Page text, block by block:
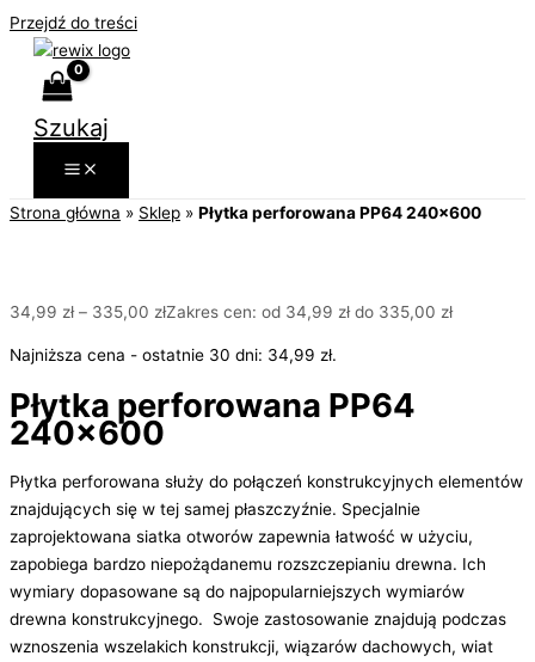
Przejdź do treści
Szukaj
Strona główna » Sklep » Płytka perforowana PP64 240×600
34,99 zł – 335,00 złZakres cen: od 34,99 zł do 335,00 zł
Najniższa cena - ostatnie 30 dni: 34,99 zł.
Płytka perforowana PP64
240×600
Płytka perforowana służy do połączeń konstrukcyjnych elementów
znajdujących się w tej samej płaszczyźnie. Specjalnie
zaprojektowana siatka otworów zapewnia łatwość w użyciu,
zapobiega bardzo niepożądanemu rozszczepianiu drewna. Ich
wymiary dopasowane są do najpopularniejszych wymiarów
drewna konstrukcyjnego. Swoje zastosowanie znajdują podczas
wznoszenia wszelakich konstrukcji, wiązarów dachowych, wiat